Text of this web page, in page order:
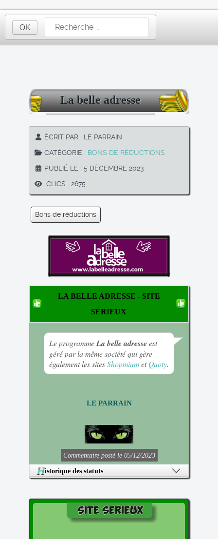
OK
La belle adresse
ÉCRIT PAR : LE PARRAIN
CATÉGORIE : BONS DE RÉDUCTIONS
PUBLIÉ LE : 5 DÉCEMBRE 2023
CLICS : 2675
Bons de réductions
LA BELLE ADRESSE - SITE
SÉRIEUX
Le programmeLa belle adresseest
géré par la même société qui gère
également les sitesShopmiumetQuoty.
LE PARRAIN
Commentaire posté le 05/12/2023
Historique des statuts